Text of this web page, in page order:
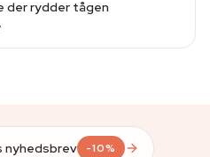
der rydder tågen
nyhedsbrev -10%